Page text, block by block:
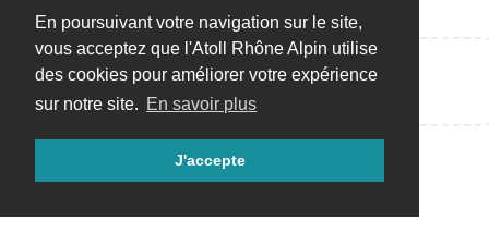
En poursuivant votre navigation sur le site,
vous acceptez que l'Atoll Rhône Alpin utilise
des cookies pour améliorer votre expérience
sur notre site. En savoir plus
J'accepte
Répondre…